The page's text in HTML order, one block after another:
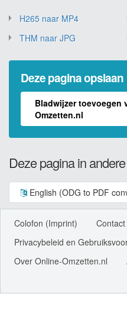
H265 naar MP4
THM naar JPG
Deze pagina opslaan
Bladwijzer toevoegen
Omzetten.nl
Deze pagina in
English (ODG to PDF
Colofon (Imprint)
Contact
Privacybeleid en
Over Online-Omzetten.nl